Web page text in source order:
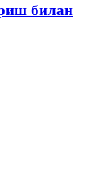
билан